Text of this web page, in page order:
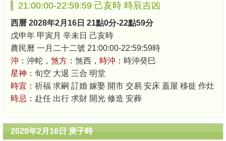
21:00:00-22:59:59 己亥時 時辰吉凶
西曆 2028年2月16日 21點0分-22點59分
戊申年 甲寅月 辛未日 己亥時
農民曆 一月二十二號 21:00:00-22:59:59時
沖： 沖蛇， 煞方： 煞西， 時沖： 時沖癸巳
星神： 旬空 大退 三合 明堂
時宜： 祈福 求嗣 訂婚 嫁娶 開市 交易 安床 蓋屋 移徙 作灶
時忌： 赴任 出行 求財 開光 修造 安葬
2028年2月16日 庚子時